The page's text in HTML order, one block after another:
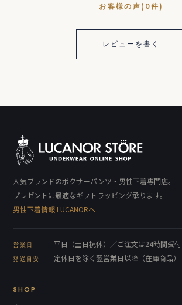
お客様の声(0件)
レビューを書く
人気ブランドのボクサーパンツ・男性下着専門店。
プレゼントに最適なギフトラッピング承ります。
男性下着情報 LUCANORへ
営業日 平日（土日祝休）／ご注文は24時間受付
発送目安 定休日を除く翌営業日以降（在庫商品）
SHOP